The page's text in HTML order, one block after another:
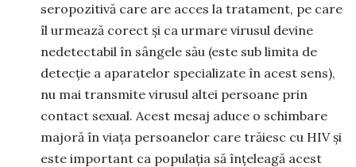
seropozitivă care are acces la tratament, pe care
îl urmează corect și ca urmare virusul devine
nedetectabil în sângele său (este sub limita de
detecție a aparatelor specializate în acest sens),
nu mai transmite virusul altei persoane prin
contact sexual. Acest mesaj aduce o schimbare
majoră în viața persoanelor care trăiesc cu HIV și
este important ca populația să înțeleagă acest